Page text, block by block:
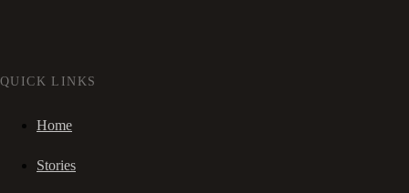
QUICK LINKS
Home
Stories